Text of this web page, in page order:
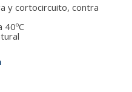
y cortocircuito, contra